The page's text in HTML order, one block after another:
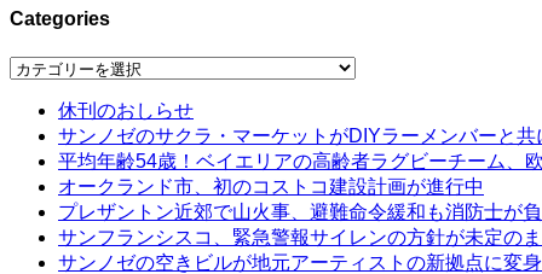
Categories
Categories
休刊のおしらせ
サンノゼのサクラ・マーケットがDIYラーメンバーと共
平均年齢54歳！ベイエリアの高齢者ラグビーチーム、
オークランド市、初のコストコ建設計画が進行中
プレザントン近郊で山火事、避難命令緩和も消防士が
サンフランシスコ、緊急警報サイレンの方針が未定の
サンノゼの空きビルが地元アーティストの新拠点に変身